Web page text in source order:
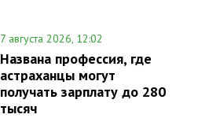
7 августа 2026, 12:02
Названа профессия, где
астраханцы могут
получать зарплату до 280
тысяч